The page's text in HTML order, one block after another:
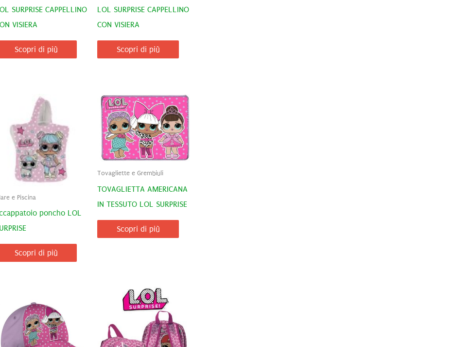
SURPRISE CAPPELLINO
VISIERA
Scopri di più
LOL SURPRISE CAPPELLINO
CON VISIERA
Scopri di più
e Piscina
poncho LOL
Scopri di più
Tovagliette e Grembiuli
TOVAGLIETTA AMERICANA
IN TESSUTO LOL SURPRISE
Scopri di più